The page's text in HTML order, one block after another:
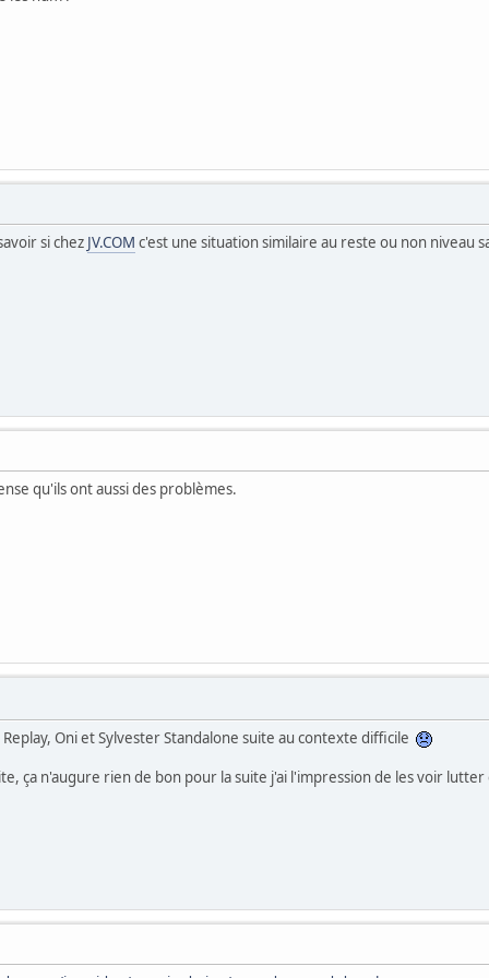
si chez JV.COM c'est une situation similaire au reste ou non niveau
qu'ils ont aussi des problèmes.
Replay, Oni et Sylvester Standalone suite au contexte difficile
ça n'augure rien de bon pour la suite j'ai l'impression de les voir